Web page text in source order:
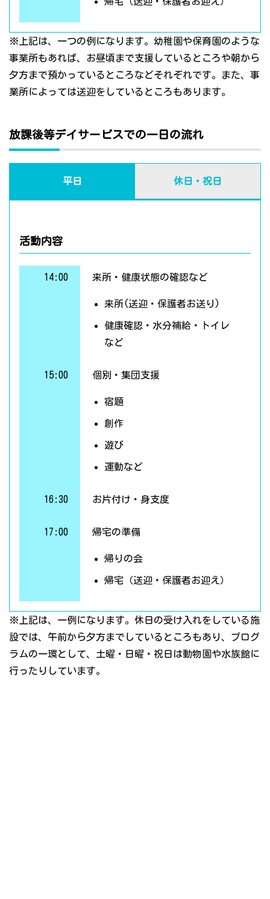
※上記は、一つの例になります。幼稚園や保育園のような
事業所もあれば、お昼頃まで支援しているところや朝から
夕方まで預かっているところなどそれぞれです。また、事
業所によっては送迎をしているところもあります。
放課後等デイサービスでの一日の流れ
平日 休日・祝日
活動内容
14:00 来所・健康状態の確認など
来所(送迎・保護者お送り)
健康確認・水分補給・トイレ
など
15:00 個別・集団支援
宿題
創作
遊び
運動など
16:30 お片付け・身支度
17:00 帰宅の準備
帰りの会
帰宅（送迎・保護者お迎え）
※上記は、一例になります。休日の受け入れをしている施
設では、午前から夕方までしているところもあり、プログ
ラムの一環として、土曜・日曜・祝日は動物園や水族館に
行ったりしています。